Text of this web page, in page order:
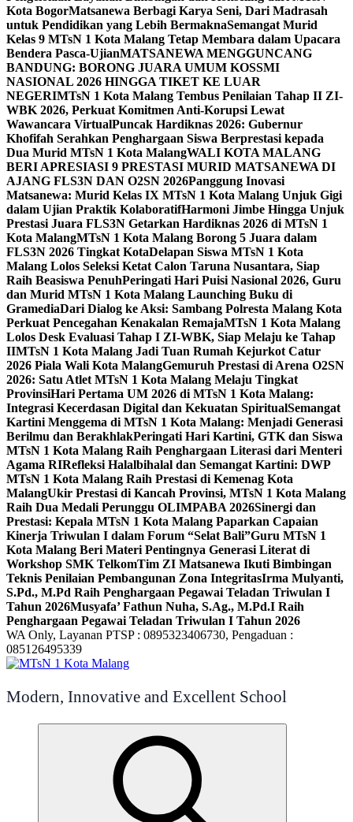
Kota BogorMatsanewa Berbagi Karya Seni, Dari Madrasah
untuk Pendidikan yang Lebih BermaknaSemangat Murid
Kelas 9 MTsN 1 Kota Malang Tetap Membara dalam Upacara
Bendera Pasca-UjianMATSANEWA MENGGUNCANG
BANDUNG: BORONG JUARA UMUM KOSSMI
NASIONAL 2026 HINGGA TIKET KE LUAR
NEGERIMTsN 1 Kota Malang Tembus Penilaian Tahap II ZI-
WBK 2026, Perkuat Komitmen Anti-Korupsi Lewat
Wawancara VirtualPuncak Hardiknas 2026: Gubernur
Khofifah Serahkan Penghargaan Siswa Berprestasi kepada
Dua Murid MTsN 1 Kota MalangWALI KOTA MALANG
BERI APRESIASI 9 PRESTASI MURID MATSANEWA DI
AJANG FLS3N DAN O2SN 2026Panggung Inovasi
Matsanewa: Murid Kelas IX MTsN 1 Kota Malang Unjuk Gigi
dalam Ujian Praktik KolaboratifHarmoni Jimbe Hingga Unjuk
Prestasi Juara FLS3N Getarkan Hardiknas 2026 di MTsN 1
Kota MalangMTsN 1 Kota Malang Borong 5 Juara dalam
FLS3N 2026 Tingkat KotaDelapan Siswa MTsN 1 Kota
Malang Lolos Seleksi Ketat Calon Taruna Nusantara, Siap
Raih Beasiswa PenuhPeringati Hari Puisi Nasional 2026, Guru
dan Murid MTsN 1 Kota Malang Launching Buku di
GramediaDari Dialog ke Aksi: Sambang Polresta Malang Kota
Perkuat Pencegahan Kenakalan RemajaMTsN 1 Kota Malang
Lolos Desk Evaluasi Tahap I ZI-WBK, Siap Melaju ke Tahap
IIMTsN 1 Kota Malang Jadi Tuan Rumah Kejurkot Catur
2026 Piala Wali Kota MalangGemuruh Prestasi di Arena O2SN
2026: Satu Atlet MTsN 1 Kota Malang Melaju Tingkat
ProvinsiHari Pertama UM 2026 di MTsN 1 Kota Malang:
Integrasi Kecerdasan Digital dan Kekuatan SpiritualSemangat
Kartini Menggema di MTsN 1 Kota Malang: Menjadi Generasi
Berilmu dan BerakhlakPeringati Hari Kartini, GTK dan Siswa
MTsN 1 Kota Malang Raih Penghargaan Literasi dari Menteri
Agama RIRefleksi Halalbihalal dan Semangat Kartini: DWP
MTsN 1 Kota Malang Raih Prestasi di Kemenag Kota
MalangUkir Prestasi di Kancah Provinsi, MTsN 1 Kota Malang
Raih Dua Medali Perunggu OLIMPABA 2026Sinergi dan
Prestasi: Kepala MTsN 1 Kota Malang Paparkan Capaian
Kinerja Triwulan I dalam Forum “Selat Bali”Guru MTsN 1
Kota Malang Beri Materi Pentingnya Generasi Literat di
Workshop SMK TelkomTim ZI Matsanewa Ikuti Bimbingan
Teknis Penilaian Pembangunan Zona IntegritasIrma Mulyanti,
S.Pd., M.Pd Raih Penghargaan Pegawai Teladan Triwulan I
Tahun 2026Musyafa’ Fathun Nuha, S.Ag., M.Pd.I Raih
Penghargaan Pegawai Teladan Triwulan I Tahun 2026
WA Only, Layanan PTSP : 0895323406730, Pengaduan :
085126495339
Modern, Innovative and Excellent School